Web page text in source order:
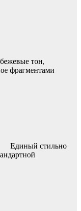
тон,
фрагментами
Единый стильно